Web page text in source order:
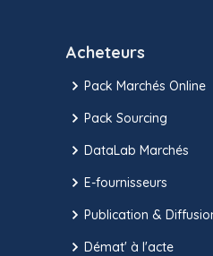
Acheteurs
Pack Marchés Online
Pack Sourcing
DataLab Marchés
E-fournisseurs
Publication &
Démat' à l'acte